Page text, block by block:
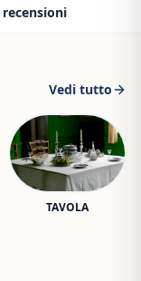
recensioni
Vedi tutto
TAVOLA